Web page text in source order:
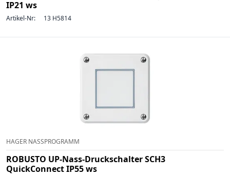
IP21 ws
Artikel-Nr: 13 H5814
HAGER NASSPROGRAMM
ROBUSTO UP-Nass-Druckschalter SCH3
QuickConnect IP55 ws